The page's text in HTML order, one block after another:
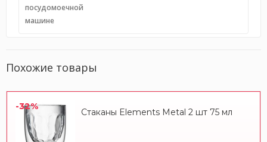
посудомоечной
машине
Похожие товары
-32%
Стаканы Elements Metal 2 шт 75 мл